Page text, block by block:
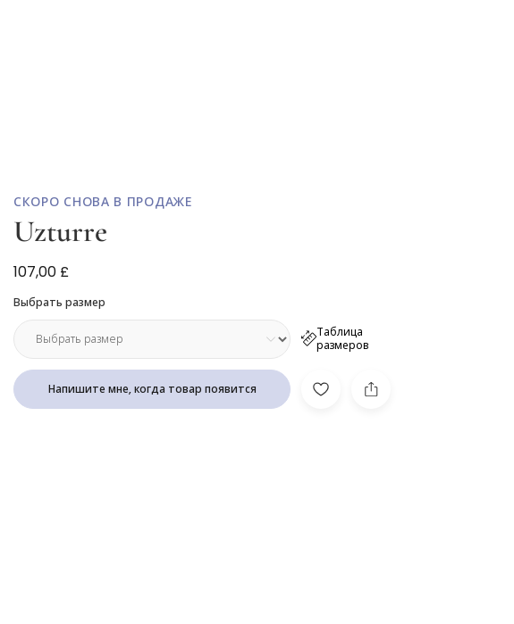
СКОРО СНОВА В ПРОДАЖЕ
Uzturre
Розовая пеленальная сумка (40см)
107,00 £
Выбрать размер
Таблица
размеров
Напишите мне, когда товар появится